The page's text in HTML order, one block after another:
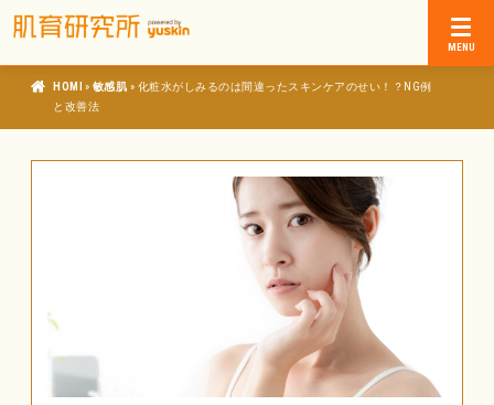
肌育研究所
» 敏感肌 » 化粧水がしみるのは間違ったスキンケアのせい！？NG例
と改善法